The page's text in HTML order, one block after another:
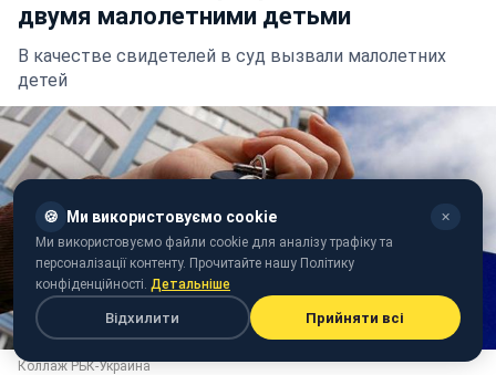
двумя малолетними детьми
В качестве свидетелей в суд вызвали малолетних
детей
Коллаж РБК-Украина
🍪 Ми використовуємо cookie ✕
Ми використовуємо файли cookie для аналізу трафіку та
персоналізації контенту. Прочитайте нашу Політику
конфіденційності. Детальніше
Відхилити Прийняти всі